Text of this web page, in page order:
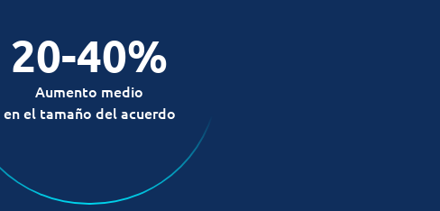
20-40%
Aumento medio
en el tamaño del acuerdo